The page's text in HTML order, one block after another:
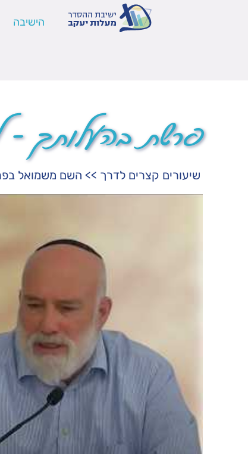
הישיבה
פרשת בהעלותך
שיעורים קצרים לדרך >> השם משמואל